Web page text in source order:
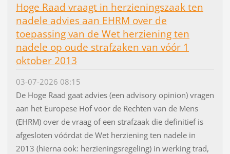
Hoge Raad vraagt in herzieningszaak ten
nadele advies aan EHRM over de
toepassing van de Wet herziening ten
nadele op oude strafzaken van vóór 1
oktober 2013
03-07-2026 08:15
De Hoge Raad gaat advies (een advisory opinion) vragen
aan het Europese Hof voor de Rechten van de Mens
(EHRM) over de vraag of een strafzaak die definitief is
afgesloten vóórdat de Wet herziening ten nadele in
2013 (hierna ook: herzieningsregeling) in werking trad,